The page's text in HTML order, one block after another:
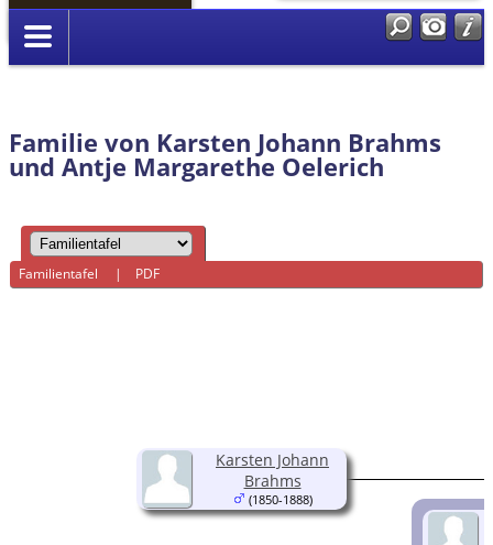
Anmelden
Familie von Karsten Johann Brahms
und Antje Margarethe Oelerich
Familientafel | PDF
Karsten Johann
Brahms
(1850-1888)